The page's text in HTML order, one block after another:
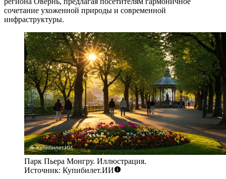
сочетание ухоженной природы и современной
инфраструктуры.
Парк Пьера Монгру. Иллюстрация.
Источник: Купибилет.ИИ